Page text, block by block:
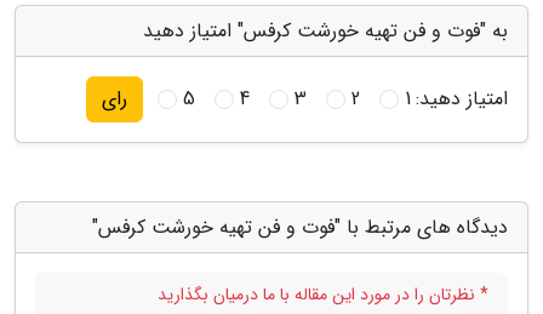
به "فوت و فن تهیه خورشت کرفس" امتیاز دهید
امتیاز دهید:1
2
3
4
5 رای
دیدگاه های مرتبط با "فوت و فن تهیه خورشت کرفس"
* نظرتان را در مورد این مقاله با ما درمیان بگذارید